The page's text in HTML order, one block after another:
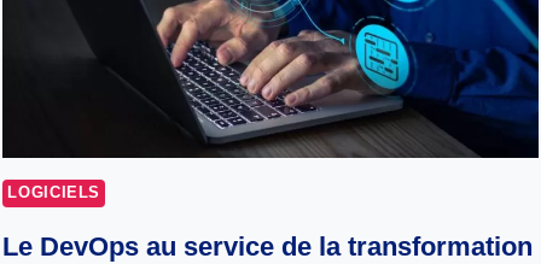
LOGICIELS
Le DevOps au service de la transformation